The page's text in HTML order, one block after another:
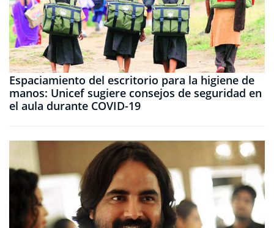
Espaciamiento del escritorio para la higiene de
manos: Unicef ​​sugiere consejos de seguridad en
el aula durante COVID-19